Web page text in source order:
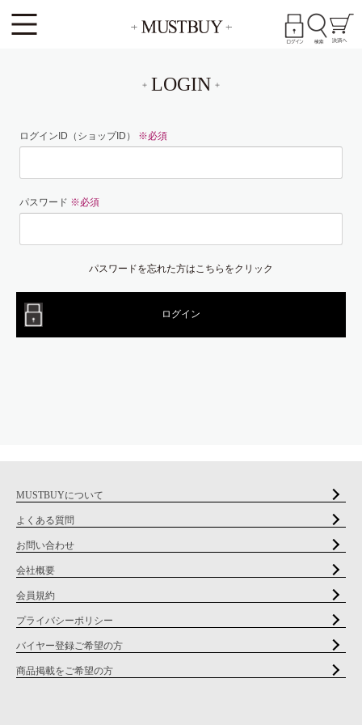
LOGIN
ログインID（ショップID） ※必須
パスワード ※必須
パスワードを忘れた方はこちらをクリック
MUSTBUYについて
よくある質問
お問い合わせ
会社概要
会員規約
プライバシーポリシー
バイヤー登録ご希望の方
商品掲載をご希望の方